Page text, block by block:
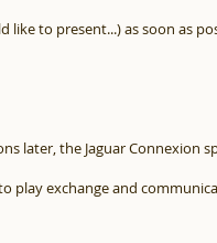
to present...) as soon as
later, the Jaguar Connexion
exchange and